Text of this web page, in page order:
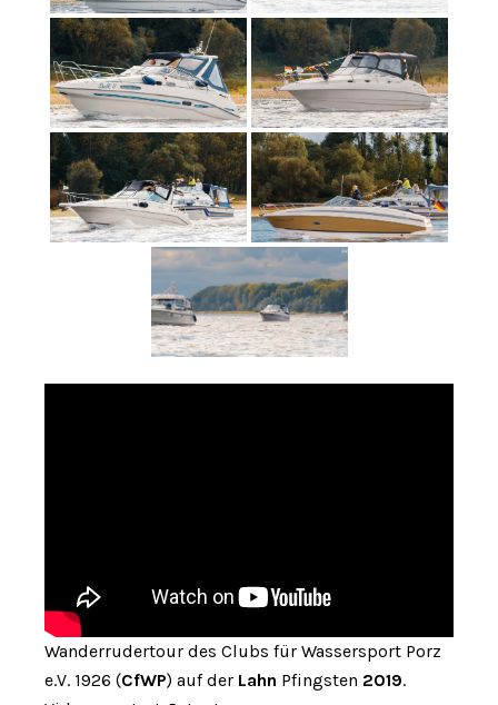
Wanderrudertour des Clubs für Wassersport Porz
e.V. 1926 (CfWP) auf der Lahn Pfingsten 2019.